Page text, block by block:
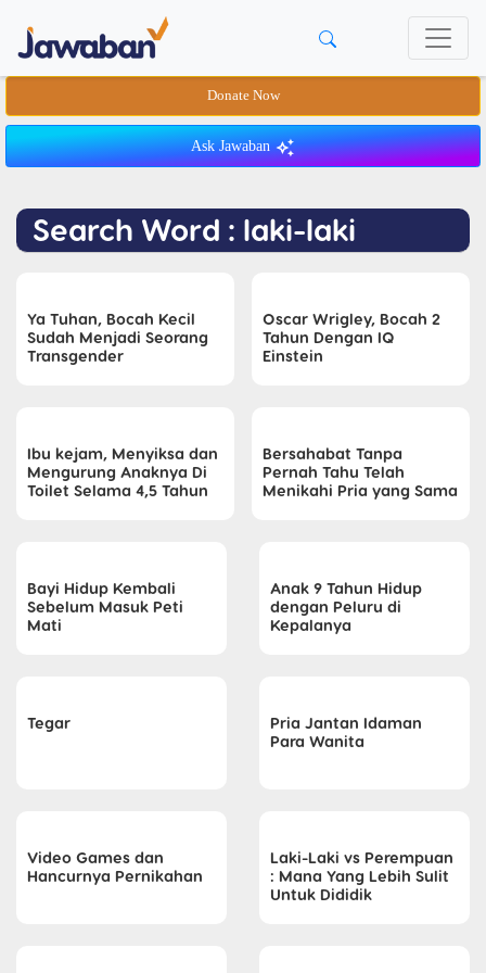
Donate Now
Ask Jawaban
Search Word : laki-laki
Ya Tuhan, Bocah Kecil
Sudah Menjadi Seorang
Transgender
Oscar Wrigley, Bocah 2
Tahun Dengan IQ
Einstein
Ibu kejam, Menyiksa dan
Mengurung Anaknya Di
Toilet Selama 4,5 Tahun
Bersahabat Tanpa
Pernah Tahu Telah
Menikahi Pria yang Sama
Bayi Hidup Kembali
Sebelum Masuk Peti
Mati
Anak 9 Tahun Hidup
dengan Peluru di
Kepalanya
Tegar
Pria Jantan Idaman
Para Wanita
Video Games dan
Hancurnya Pernikahan
Laki-Laki vs Perempuan
: Mana Yang Lebih Sulit
Untuk Dididik